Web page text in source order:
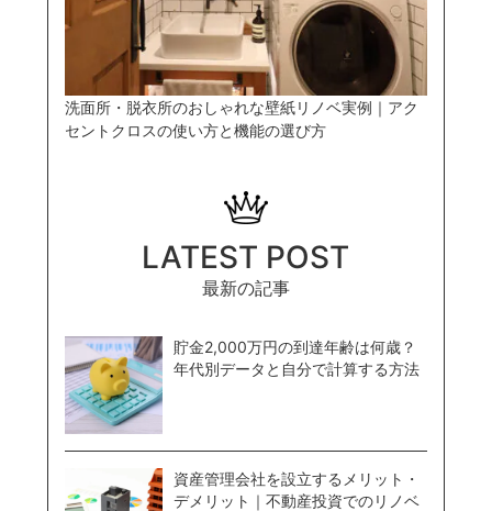
洗面所・脱衣所のおしゃれな壁紙リノベ実例｜アク
セントクロスの使い方と機能の選び方
LATEST POST
最新の記事
貯金2,000万円の到達年齢は何歳？
年代別データと自分で計算する方法
資産管理会社を設立するメリット・
デメリット｜不動産投資でのリノベ